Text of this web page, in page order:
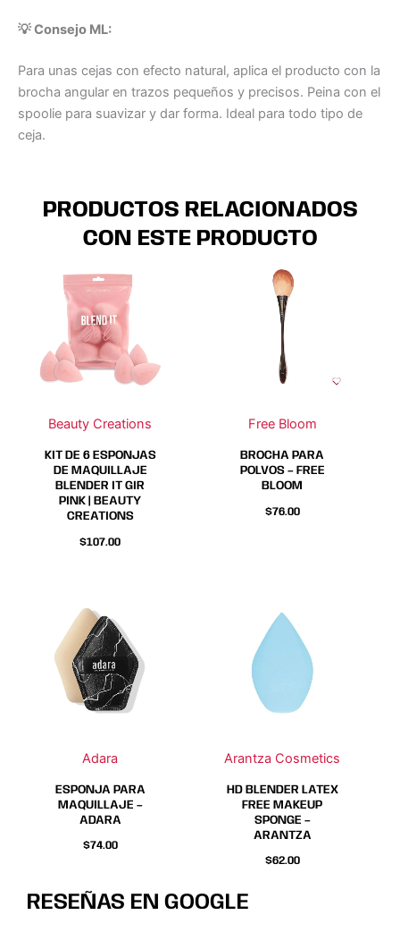
💡 Consejo ML:
Para unas cejas con efecto natural, aplica el producto con la
brocha angular en trazos pequeños y precisos. Peina con el
spoolie para suavizar y dar forma. Ideal para todo tipo de
ceja.
PRODUCTOS RELACIONADOS
CON ESTE PRODUCTO
Beauty Creations
KIT DE 6 ESPONJAS
DE MAQUILLAJE
BLENDER IT GIR
PINK | BEAUTY
CREATIONS
$107.00
Free Bloom
BROCHA PARA
POLVOS – FREE
BLOOM
$76.00
Adara
ESPONJA PARA
MAQUILLAJE –
ADARA
$74.00
Arantza Cosmetics
producto
tiene
múltiples
variantes.
Las
pueden
elegir
en
la
página
HD BLENDER LATEX
FREE MAKEUP
SPONGE –
ARANTZA
$62.00
tiene
múltiples
variantes.
Las
pueden
elegir
en
la
página
RESEÑAS EN GOOGLE